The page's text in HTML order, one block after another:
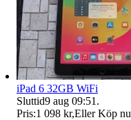
iPad 6 32GB WiFi
Sluttid9 aug 09:51 .
Pris:1 098 kr,Eller Köp nu